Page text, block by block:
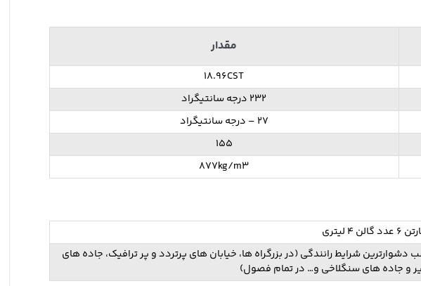
مقدار
18.96CST
232 درجه سانتیگراد
27 – درجه سانتیگراد
155
877kg/m3
4 لیتری
شرایط رانندگی (در بزرگراه ها، خیابان های پرتردد و پر ترافیک، جاده های
و جاده های سنگلاخی و… در تمام فصول)